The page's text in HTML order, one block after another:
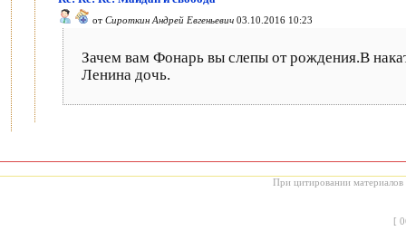
от Сироткин Андрей Евгеньевич 03.10.2016 10:23
Зачем вам Фонарь вы слепы от рождения.В
Ленина дочь.
При цитировании материалов
[